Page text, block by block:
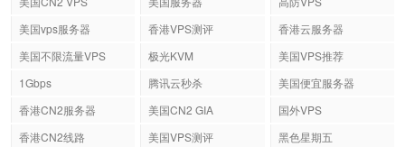
美国vps服务器
香港VPS测评
香港云服务器
美国不限流量VPS
极光KVM
美国VPS推荐
1Gbps
腾讯云秒杀
美国便宜服务器
香港CN2服务器
美国CN2 GIA
国外VPS
香港CN2线路
美国VPS测评
黑色星期五